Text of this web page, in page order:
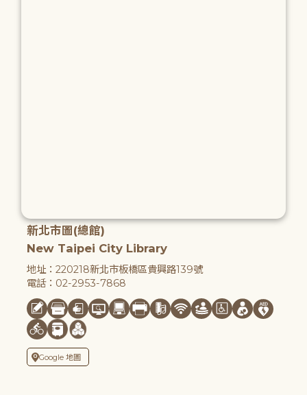
新北市圖(總館)
New Taipei City Library
地址：220218新北市板橋區貴興路139號
電話：02-2953-7868
Google 地圖